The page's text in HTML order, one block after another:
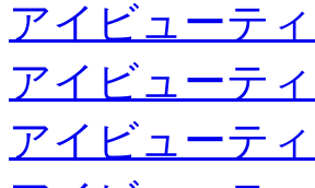
アイビューテ
アイビューテ
アイビューテ